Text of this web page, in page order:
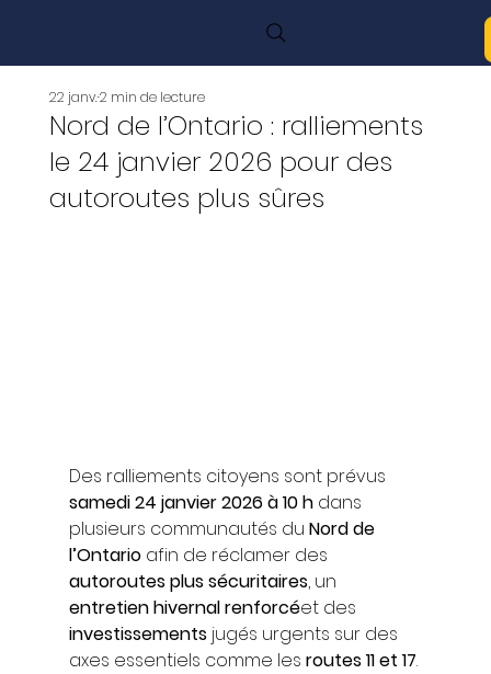
Nord de l’Ontario : ralliements
le 24 janvier 2026 pour des
autoroutes plus sûres
22 janv.2 min de lecture
Des ralliements citoyens sont prévus
samedi 24 janvier 2026 à 10 h dans
plusieurs communautés du Nord de
l’Ontario afin de réclamer des
autoroutes plus sécuritaires, un
entretien hivernal renforcéet des
investissements jugés urgents sur des
axes essentiels comme les routes 11 et 17.